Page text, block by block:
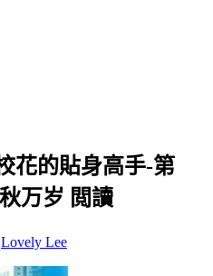
花的貼身高手-第
万岁 閲讀
Lovely Lee